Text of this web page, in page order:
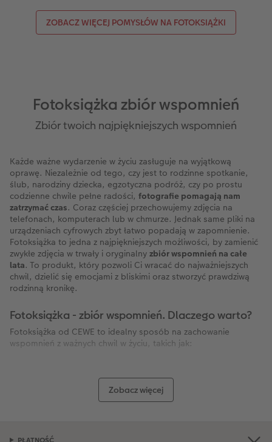
ZOBACZ WIĘCEJ POMYSŁÓW NA FOTOKSIĄŻKI
Fotoksiążka zbiór wspomnień
Zbiór twoich najpiękniejszych wspomnień
Każde ważne wydarzenie w życiu zasługuje na wyjątkową
oprawę. Niezależnie od tego, czy jest to rodzinne spotkanie,
ślub, narodziny dziecka, egzotyczna podróż, czy po prostu
codzienne chwile pełne radości, fotografie pomagają nam
zatrzymać czas. Coraz częściej przechowujemy zdjęcia na
telefonach, komputerach lub w chmurze. Jednak same pliki na
urządzeniach cyfrowych zbyt łatwo popadają w zapomnienie.
Fotoksiążka to jedna z najpiękniejszych możliwości, by zamienić
zwykłe zdjęcia w trwały i oryginalny zbiór wspomnień na całe
lata. To produkt, który pozwoli Ci wracać do najważniejszych
chwil, dzielić się emocjami z bliskimi oraz stworzyć prawdziwą
rodzinną kronikę.
Fotoksiążka - zbiór wspomnień. Dlaczego warto?
Fotoksiążka od CEWE to idealny sposób na zachowanie
wspomnień z ważnych chwil w życiu, takich jak:
egzotycznych wyjazdów czy weekendowych
wydarzenia rodzinne– chrzciny, komunie, urodziny,
dzieciństwo i dorastanie
Zobacz więcej
PŁATNOŚĆ